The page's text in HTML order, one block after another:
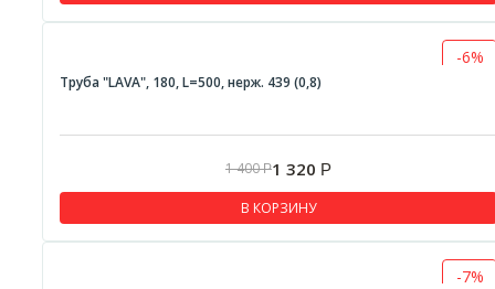
-6%
Труба "LAVA", 180, L=500, нерж. 439 (0,8)
1 400Р1 320 Р
В КОРЗИНУ
-7%